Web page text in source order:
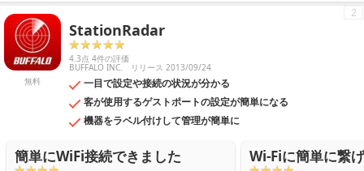
無料
StationRadar
4.3点 4件の評価
BUFFALO INC. リリース 2013/09/24
一目で設定や接続の状況が分かる
客が使用するゲストポートの設定が簡単になる
機器をラベル付けして管理が簡単に
2
簡単にWiFi接続できました Wi-Fiに簡単に繋